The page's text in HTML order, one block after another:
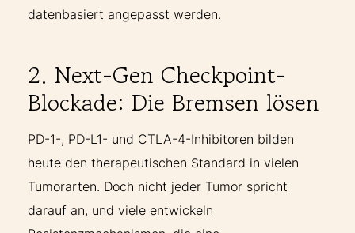
datenbasiert angepasst werden.
2. Next-Gen Checkpoint-
Blockade: Die Bremsen lösen
PD-1-, PD-L1- und CTLA-4-Inhibitoren bilden
heute den therapeutischen Standard in vielen
Tumorarten. Doch nicht jeder Tumor spricht
darauf an, und viele entwickeln